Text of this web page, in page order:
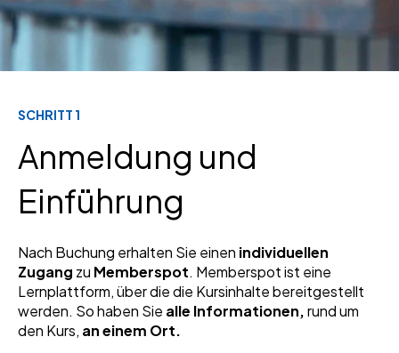
SCHRITT 1
Anmeldung und
Einführung
Nach Buchung erhalten Sie einen individuellen
Zugang zu Memberspot. Memberspot ist eine
Lernplattform, über die die Kursinhalte bereitgestellt
werden. So haben Sie alle Informationen,rund um
den Kurs, an einem Ort.